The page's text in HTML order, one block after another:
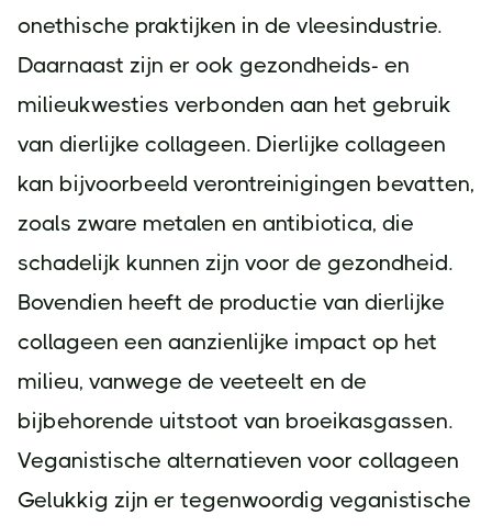
onethische praktijken in de vleesindustrie.
Daarnaast zijn er ook gezondheids- en
milieukwesties verbonden aan het gebruik
van dierlijke collageen. Dierlijke collageen
kan bijvoorbeeld verontreinigingen bevatten,
zoals zware metalen en antibiotica, die
schadelijk kunnen zijn voor de gezondheid.
Bovendien heeft de productie van dierlijke
collageen een aanzienlijke impact op het
milieu, vanwege de veeteelt en de
bijbehorende uitstoot van broeikasgassen.
Veganistische alternatieven voor collageen
Gelukkig zijn er tegenwoordig veganistische